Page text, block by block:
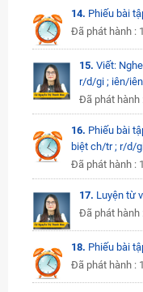
14. Phiếu bài
Đã phát hành :
15. Viết:
r/d/gi ; iên/
Đã phát hành
16. Phiếu bài
biệt ch/tr ; r/d/
Đã phát hành :
17. Luyện từ
Đã phát hành
18. Phiếu bài
Đã phát hành :